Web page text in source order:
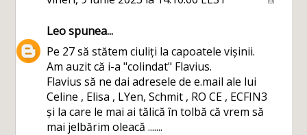
Leospunea...
Pe 27 să stătem ciuliți la capoatele vișinii.
Am auzit că i-a "colindat" Flavius.
Flavius să ne dai adresele de e.mail ale lui
Celine , Elisa , LYen, Schmit , RO CE , ECFIN3
și la care le mai ai tălică în tolbă că vrem să
mai jelbărim oleacă .......